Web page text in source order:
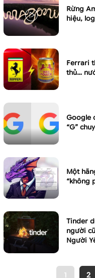
Rừng
hiệu,
Ferrari
thủ…
Google
“G”
Một
“không
Tinder
người
Người
1 2